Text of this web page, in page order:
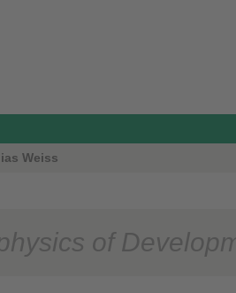
Weiss
of